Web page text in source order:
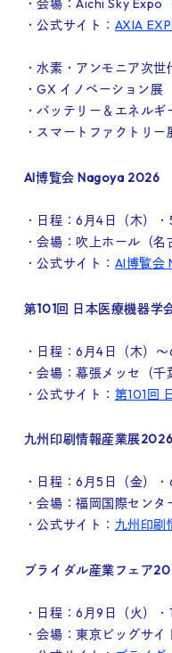
・会場：Aichi Sky Expo
・公式サイト： AXIA
・水素・アンモニア次
・GX イノベーション展
・バッテリー＆エネルギ
・スマートファクトリー
AI博覧会 Nagoya 2026
・日程：6月4日（木）・
・会場：吹上ホール（名
・公式サイト： AI博覧会
第101回 日本医療機器学
・日程：6月4日（木）～
・会場：幕張メッセ（千
・公式サイト： 第101回
九州印刷情報産業展2026
・日程：6月5日（金）・
・会場：福岡国際センタ
・公式サイト： 九州印刷
ブライダル産業フェア
・日程：6月9日（火）・
・会場：東京ビッグサイ